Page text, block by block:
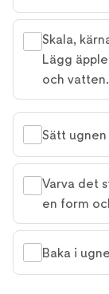
Skala,
Lägg
och
Sätt
Varva det
en form
Baka i